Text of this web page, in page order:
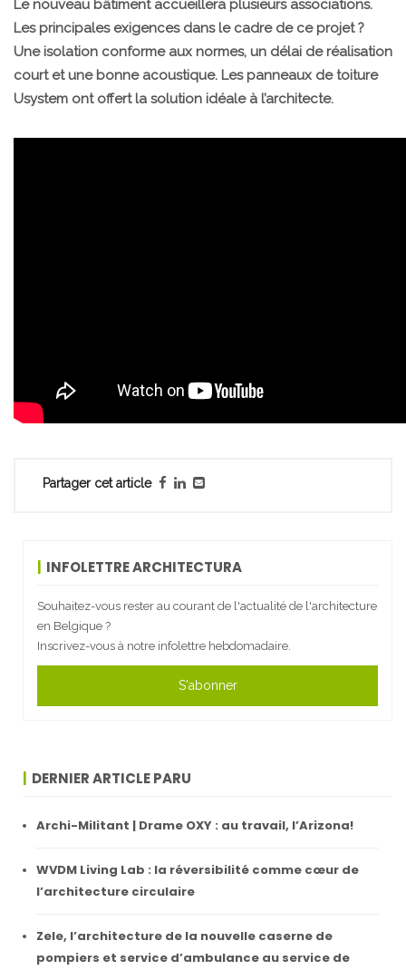
Le nouveau bâtiment accueillera plusieurs associations.
Les principales exigences dans le cadre de ce projet ?
Une isolation conforme aux normes, un délai de réalisation
court et une bonne acoustique. Les panneaux de toiture
Usystem ont offert la solution idéale à l’architecte.
Partager cet article
INFOLETTRE ARCHITECTURA
Souhaitez-vous rester au courant de l'actualité de l'architecture
en Belgique ?
Inscrivez-vous à notre infolettre hebdomadaire.
S'abonner
DERNIER ARTICLE PARU
Archi-Militant | Drame OXY : au travail, l’Arizona!
WVDM Living Lab : la réversibilité comme cœur de
l’architecture circulaire
Zele, l’architecture de la nouvelle caserne de
pompiers et service d’ambulance au service de